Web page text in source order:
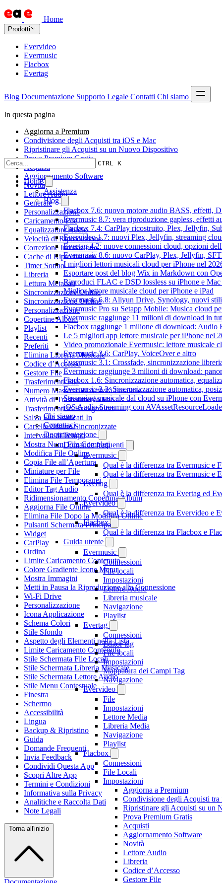
Home
Prodotti
Evervideo
Evermusic
Flacbox
Evertag
Blog Documentazione Supporto Legale Contatti Chi siamo
CTRL K
Home
Assistenza
Blog
Flacbox 7.6: nuovo motore audio BASS, effetti,
Evermusic 8.7: vera riproduzione gapless, effetti
Flacbox 7.4: CarPlay ricostruito, Plex, Jellyfin,
Evervideo 1.7: nuovi Plex, Jellyfin, streaming
Evertag 4.2: nuove connessioni cloud, opzioni
Evermusic 8.6: nuovo CarPlay, Plex, Jellyfin,
I migliori lettori musicali cloud per iPhone nel
Esportare post del blog Wix in Markdown con
Riproduci FLAC e DSD lossless su iPhone e
Miglior lettore musicale cloud per iPhone e iPad
Evermusic 6.8: Aliyun Drive, Synology, nuovi
Evermusic Pro su Setapp Mobile: Musica cloud
Evermusic raggiunge 11 milioni di download in
Flacbox raggiunge 1 milione di download: Audio
Le 5 migliori app lettore musicale per iPhone nel
Video promozionale Evermusic: lettore musicale
Evermusic 3.6: CarPlay, VoiceOver e altro
Evermusic 3.1: Crossfade, sincronizzazione
Evermusic raggiunge 3 milioni di download:
Flacbox 1.6: Sincronizzazione automatica,
Evermusic 2.3: Sincronizzazione automatica,
Streaming musicale dal cloud su iPhone con
iOS Audio Streaming con
Chi siamo
Contattaci
Documentazione
Domande frequenti
Evermusic
Qual è la differenza tra Evermusic e
Qual è la differenza tra Evermusic e
Evertag
Qual è la differenza tra Evertag ed
Evervideo
Qual è la differenza tra Evervideo e
Flacbox
Qual è la differenza tra Flacbox e
Guida utente
Evermusic
Connessioni
File locali
Impostazioni
Lettore Audio
Libreria musicale
Navigazione
Playlist
Evertag
Connessioni
Editor tag
File locali
Impostazioni
Mappatura dei Campi Tag
Navigazione
Evervideo
File
Impostazioni
Lettore Media
Libreria Media
Navigazione
Playlist
Flacbox
Connessioni
File Locali
Impostazioni
Aggiorna a Premium
Condivisione degli Acquisti tra
Ripristinare gli Acquisti su un
Prova Premium Gratis
Acquisti
Aggiornamento Software
Novità
Lettore Audio
Libreria
Codice d’Accesso
Gestore File
In questa pagina
Aggiorna a Premium
Condivisione degli Acquisti tra iOS e Mac
Ripristinare gli Acquisti su un Nuovo Dispositivo
Prova Premium Gratis
Acquisti
Aggiornamento Software
Novità
Lettore Audio
Generale
Personalizzazione
Caricamento File
Equalizzatore Audio
Velocità di Riproduzione
Correzione Intonazione
Cache di Riproduzione
Timer Sonno
Libreria
Lettura Metadati
Sincronizzazione Online
Sincronizzazione Offline
Personalizzazione
Copertine Album
Playlist
Recenti
Preferiti
Elimina Libreria Musicale
Codice d’Accesso
Gestore File
Trasferimenti File
Numero Massimo di Attività Parallele
Attività di Trasferimento File
Trasferimenti in Background
Salva File Scaricati In
Cartelle Offline Sincronizzate
Intervallo di Tempo
Mostra Nomi File Completi
Modifica File Online
Copia File all’Apertura
Miniature per File
Elimina File Temporanei
Editor Tag Audio
Ridimensionamento Copertina Album
Aggiorna File Online
Elimina File Dopo la Modifica Online
Pulsanti Schermata Principale
Widget
CarPlay
Ordina
Limite Caricamento Contenuto
Colore Gradiente Icone Menu
Mostra Immagini
Metti in Pausa la Riproduzione alla Connessione
Wi-Fi Drive
Personalizzazione
Icona Applicazione
Schema Colori
Stile Sfondo
Aspetto degli Elementi nella Lista
Limite Caricamento Contenuto
Stile Schermata File Locali
Stile Schermata Libreria Musicale
Stile Schermata Lettore Audio
Stile Menu Contestuale
Finestra
Schermo
Accessibilità
Lingua
Backup & Ripristino
Guida
Domande Frequenti
Invia Feedback
Condividi Questa App
Scopri Altre App
Termini e Condizioni
Informativa sulla Privacy
Analitiche e Raccolta Dati
Note Legali
Torna all'inizio